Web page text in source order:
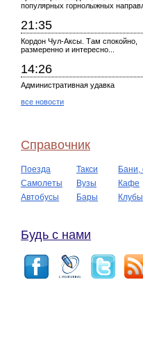
популярных горнолыжных
21:35
Кордон Чул-Аксы. Там спокойно,
размеренно и интересно...
14:26
Административная удавка
все новости
Справочник
Поезда Такси
Бани,
Самолеты
Вузы
Кафе
Автобусы
Бары Клубы
Будь с нами